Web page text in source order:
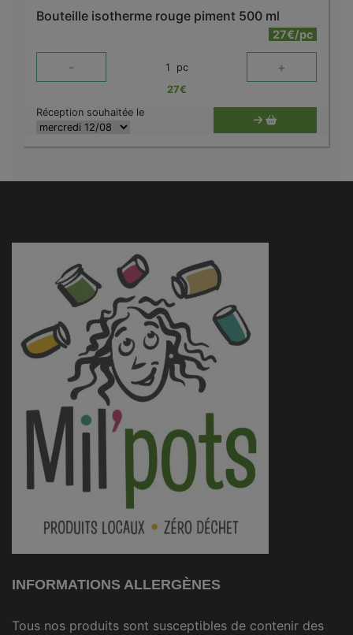
Bouteille isotherme rouge piment 500 ml
27€/pc
- 1 pc +
27€
Réception souhaitée le
INFORMATIONS ALLERGÈNES
Tous nos produits sont susceptibles de contenir des